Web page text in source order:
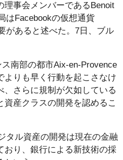
理事会メンバーであるBenoit
はFacebookの仮想通貨
があると述べた。7日、ブル
南部の都市Aix-en-Provence
よりも早く行動を起こさなけ
、さらに規制が欠如している
資産クラスの開発を認めるこ
タル資産の開発は現在の金融
おり、銀行による新技術の採